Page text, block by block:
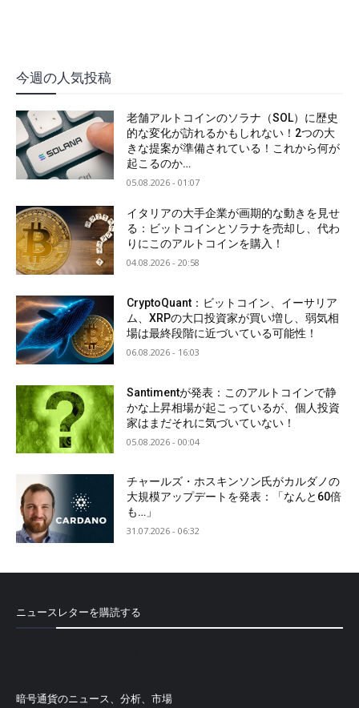
今週の人気投稿
老舗アルトコインのソラナ（SOL）に歴史
的な変化が訪れるかもしれない！2つの大
きな提案が準備されている！これから何が
起こるのか…
05.08.2026 - 01:07
イタリアの大手企業が画期的な動きを見せ
る：ビットコインとソラナを売却し、代わ
りにこのアルトコインを購入！
04.08.2026 - 20:58
CryptoQuant：ビットコイン、イーサリア
ム、XRPの大口投資家が買い増し、弱気相
場は最終段階に近づいている可能性！
06.08.2026 - 16:03
Santimentが発表：このアルトコインで静
かな上昇相場が起こっているが、個人投資
家はまだそれに気づいていない！
05.08.2026 - 00:04
チャールズ・ホスキンソン氏がカルダノの
大規模アップデートを発表：「なんと60倍
も…」
31.07.2026 - 06:32
ニュースレターを購読する
暗号通貨のニュース、分析、市場